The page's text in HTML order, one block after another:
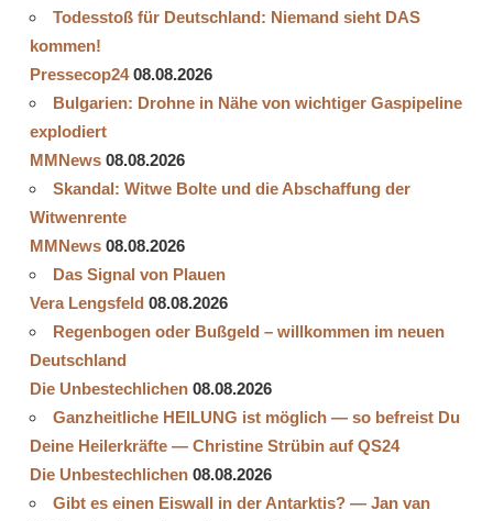
Todesstoß für Deutschland: Niemand sieht DAS
kommen!
Pressecop24 08.08.2026
Bulgarien: Drohne in Nähe von wichtiger Gaspipeline
explodiert
MMNews 08.08.2026
Skandal: Witwe Bolte und die Abschaffung der
Witwenrente
MMNews 08.08.2026
Das Signal von Plauen
Vera Lengsfeld 08.08.2026
Regenbogen oder Bußgeld – willkommen im neuen
Deutschland
Die Unbestechlichen 08.08.2026
Ganzheitliche HEILUNG ist möglich — so befreist Du
Deine Heilerkräfte — Christine Strübin auf QS24
Die Unbestechlichen 08.08.2026
Gibt es einen Eiswall in der Antarktis? — Jan van